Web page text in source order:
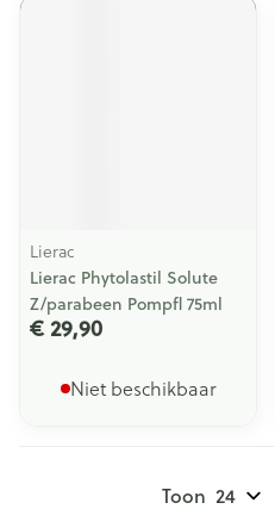
Lierac
Lierac Phytolastil Solute
Z/parabeen Pompfl 75ml
€ 29,90
Niet beschikbaar
Toon